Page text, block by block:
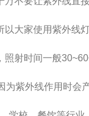
以大家使用紫外线
照射时间一般30~60分
紫外线作用时会产生